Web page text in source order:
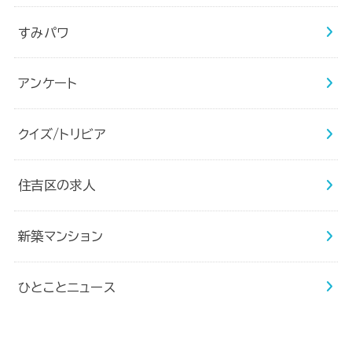
すみパワ
アンケート
クイズ/トリビア
住吉区の求人
新築マンション
ひとことニュース